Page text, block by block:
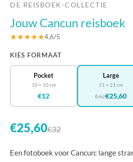
DE REISBOEK-COLLECTIE
Jouw Cancun reisboek
★★★★★4,6/5
KIES FORMAAT
Pocket
10 × 10 cm
€12
Large
21 × 21 cm
€32€25,60
€25,60€32
Een fotoboek voor Cancun: lange